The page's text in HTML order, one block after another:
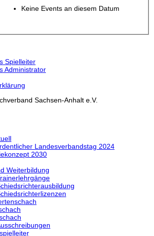
Keine Events an diesem Datum
Spielleiter
Administrator
Sachsen-Anhalt e.V.
Landesverbandstag 2024
2030
Weiterbildung